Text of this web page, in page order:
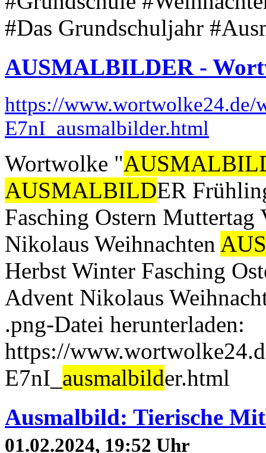
#Das Grundschuljahr
AUSMALBILDER -
https://www.wortwolke24.de/
E7nI_ausmalbilder.html
Wortwolke "
AUSMALBILDER
Fasching Ostern Muttertag
Nikolaus Weihnachten
Herbst Winter Fasching
Advent Nikolaus
.png-Datei herunterladen:
https://
E7nI_ ausmalbilder.html
Ausmalbild: Tierische
01.02.2024, 19:52 Uhr